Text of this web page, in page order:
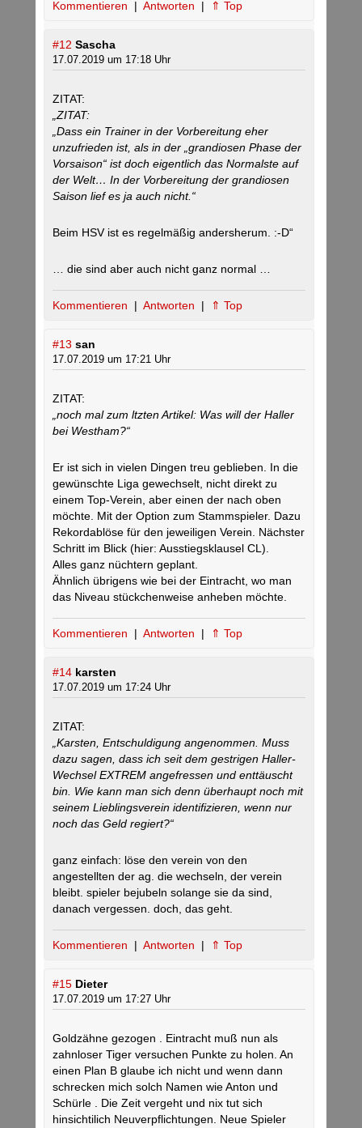
Kommentieren | Antworten | ⇑ Top
#12 Sascha
17.07.2019 um 17:18 Uhr
ZITAT:
„ZITAT:
„Dass ein Trainer in der Vorbereitung eher
unzufrieden ist, als in der „grandiosen Phase der
Vorsaison“ ist doch eigentlich das Normalste auf
der Welt… In der Vorbereitung der grandiosen
Saison lief es ja auch nicht.“
Beim HSV ist es regelmäßig andersherum. :-D“
… die sind aber auch nicht ganz normal …
Kommentieren | Antworten | ⇑ Top
#13 san
17.07.2019 um 17:21 Uhr
ZITAT:
„noch mal zum ltzten Artikel: Was will der Haller
bei Westham?“
Er ist sich in vielen Dingen treu geblieben. In die
gewünschte Liga gewechselt, nicht direkt zu
einem Top-Verein, aber einen der nach oben
möchte. Mit der Option zum Stammspieler. Dazu
Rekordablöse für den jeweiligen Verein. Nächster
Schritt im Blick (hier: Ausstiegsklausel CL).
Alles ganz nüchtern geplant.
Ähnlich übrigens wie bei der Eintracht, wo man
das Niveau stückchenweise anheben möchte.
Kommentieren | Antworten | ⇑ Top
#14 karsten
17.07.2019 um 17:24 Uhr
ZITAT:
„Karsten, Entschuldigung angenommen. Muss
dazu sagen, dass ich seit dem gestrigen Haller-
Wechsel EXTREM angefressen und enttäuscht
bin. Wie kann man sich denn überhaupt noch mit
seinem Lieblingsverein identifizieren, wenn nur
noch das Geld regiert?“
ganz einfach: löse den verein von den
angestellten der ag. die wechseln, der verein
bleibt. spieler bejubeln solange sie da sind,
danach vergessen. doch, das geht.
Kommentieren | Antworten | ⇑ Top
#15 Dieter
17.07.2019 um 17:27 Uhr
Goldzähne gezogen . Eintracht muß nun als
zahnloser Tiger versuchen Punkte zu holen. An
einen Plan B glaube ich nicht und wenn dann
schrecken mich solch Namen wie Anton und
Schürle . Die Zeit vergeht und nix tut sich
hinsichtilich Neuverpflichtungen. Neue Spieler